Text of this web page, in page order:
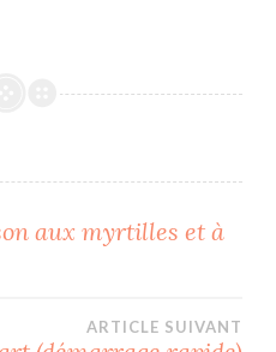
aux myrtilles et à
ARTICLE SUIVANT